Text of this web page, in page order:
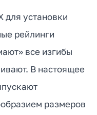
для установки
рейлинги
все изгибы
В настоящее
размеров